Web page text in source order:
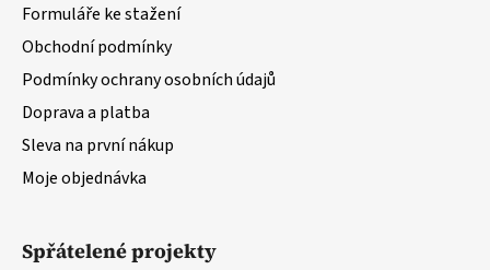
Formuláře ke stažení
Obchodní podmínky
Podmínky ochrany osobních údajů
Doprava a platba
Sleva na první nákup
Moje objednávka
Spřátelené projekty